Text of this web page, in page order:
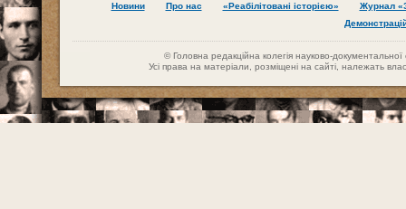
Новини Про нас «Реабілітовані історією»
Журнал
© Головна редакційна колегія науково-документальної
Усі права на матеріали, розміщені на сайті, належать